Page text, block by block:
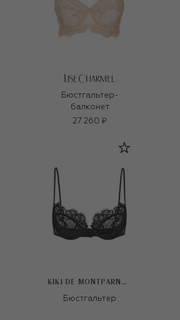
Бюстгальтер-
балконет
27 260 ₽
KIKI DE MONTPARNASSE
Бюстгальтер